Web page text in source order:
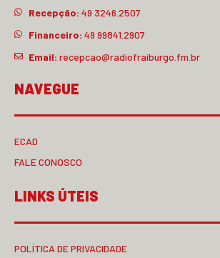
Recepção: 49 3246.2507
Financeiro: 49 99841.2907
Email: recepcao@radiofraiburgo.fm.br
NAVEGUE
ECAD
FALE CONOSCO
LINKS ÚTEIS
POLÍTICA DE PRIVACIDADE